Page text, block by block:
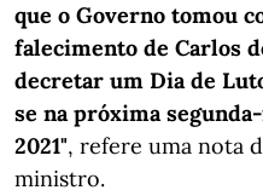
que o Governo tomou
falecimento de Carlos
decretar um Dia de
se na próxima
2021", refere uma nota
ministro.